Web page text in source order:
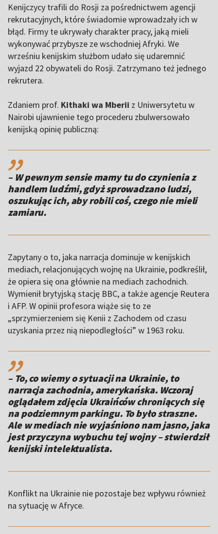
Kenijczycy trafili do Rosji za pośrednictwem agencji
rekrutacyjnych, które świadomie wprowadzały ich w
błąd. Firmy te ukrywały charakter pracy, jaką mieli
wykonywać przybysze ze wschodniej Afryki. We
wrześniu kenijskim służbom udało się udaremnić
wyjazd 22 obywateli do Rosji. Zatrzymano też jednego
rekrutera.
Zdaniem prof. Kithaki wa Mberii z Uniwersytetu w
Nairobi ujawnienie tego procederu zbulwersowało
kenijską opinię publiczną:
,,
– W pewnym sensie mamy tu do czynienia z
handlem ludźmi, gdyż sprowadzano ludzi,
oszukując ich, aby robili coś, czego nie mieli
zamiaru.
Zapytany o to, jaka narracja dominuje w kenijskich
mediach, relacjonujących wojnę na Ukrainie, podkreślił,
że opiera się ona głównie na mediach zachodnich.
Wymienił brytyjską stację BBC, a także agencje Reutera
i AFP. W opinii profesora wiąże się to ze
„sprzymierzeniem się Kenii z Zachodem od czasu
uzyskania przez nią niepodległości” w 1963 roku.
,,
– To, co wiemy o sytuacji na Ukrainie, to
narracja zachodnia, amerykańska. Wczoraj
oglądałem zdjęcia Ukraińców chroniących się
na podziemnym parkingu. To było straszne.
Ale w mediach nie wyjaśniono nam jasno, jaka
jest przyczyna wybuchu tej wojny – stwierdził
kenijski intelektualista.
Konflikt na Ukrainie nie pozostaje bez wpływu również
na sytuację w Afryce.